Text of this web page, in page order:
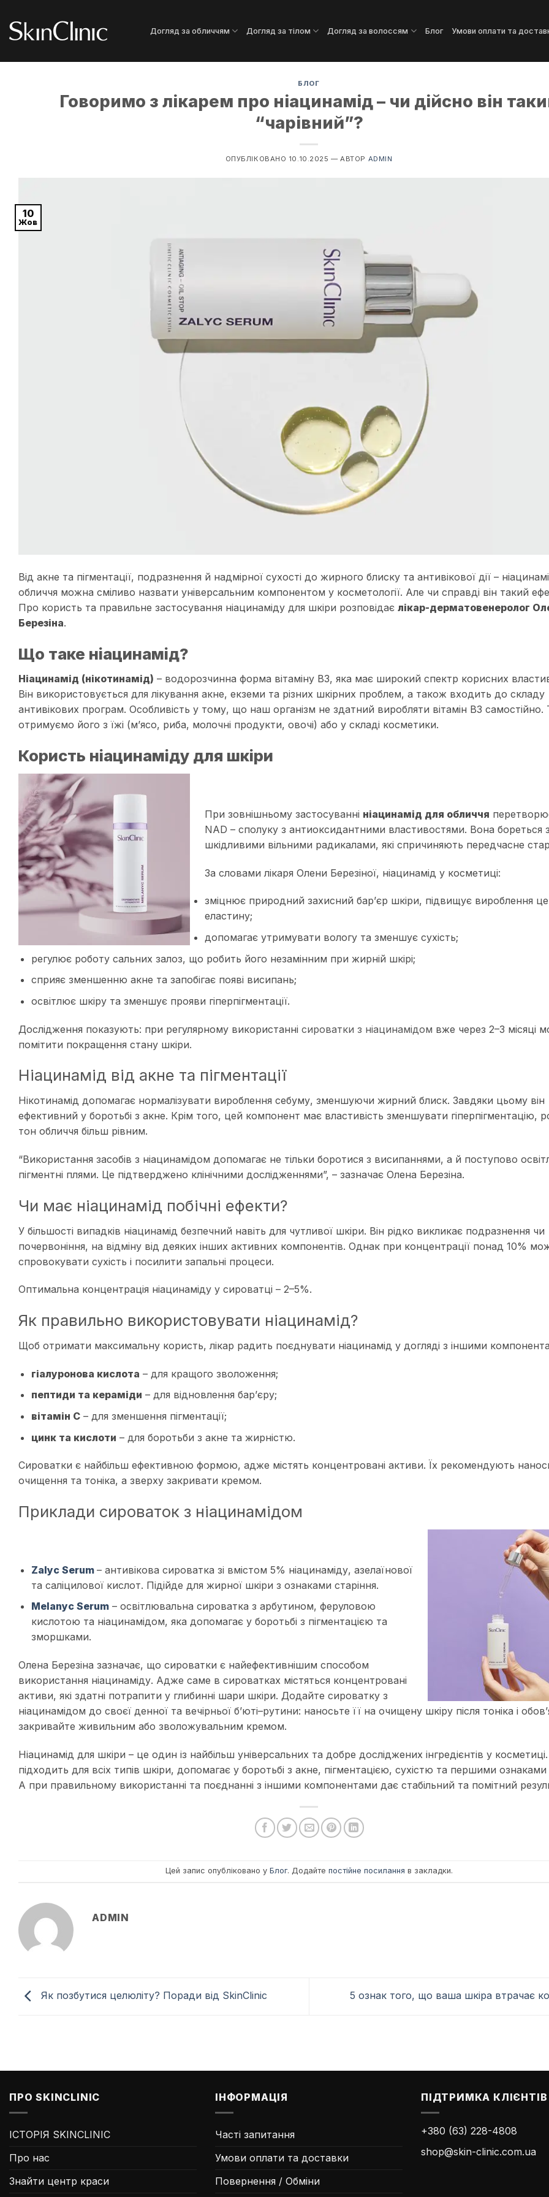
Догляд за обличчям Догляд за тілом Догляд за волоссям Блог Умови оплати та
БЛОГ
Говоримо з лікарем про ніацинамід – чи дійсно він
“чарівний”?
ОПУБЛІКОВАНО 10.10.2025 — АВТОР ADMIN
10
Жов
Від акне та пігментації, подразнення й надмірної сухості до жирного блиску та антивікової дії –
обличчя можна сміливо назвати універсальним компонентом у косметології. Але чи справді він такий
Про користь та правильне застосування ніацинаміду для шкіри розповідає лікар-дерматовенеролог
Березіна.
Що таке ніацинамід?
Ніацинамід (нікотинамід) – водорозчинна форма вітаміну B3, яка має широкий спектр корисних
Він використовується для лікування акне, екземи та різних шкірних проблем, а також входить до складу
антивікових програм. Особливість у тому, що наш організм не здатний виробляти вітамін B3
отримуємо його з їжі (м’ясо, риба, молочні продукти, овочі) або у складі косметики.
Користь ніацинаміду для шкіри
При зовнішньому застосуванні ніацинамід для обличчя
NAD – сполуку з антиоксидантними властивостями. Вона бореться
шкідливими вільними радикалами, які спричиняють передчасне
За словами лікаря Олени Березіної, ніацинамід у косметиці:
зміцнює природний захисний бар’єр шкіри, підвищує вироблення
еластину;
допомагає утримувати вологу та зменшує сухість;
регулює роботу сальних залоз, що робить його незамінним при жирній шкірі;
сприяє зменшенню акне та запобігає появі висипань;
освітлює шкіру та зменшує прояви гіперпігментації.
Дослідження показують: при регулярному використанні сироватки з ніацинамідом вже через 2–3 місяці
помітити покращення стану шкіри.
Ніацинамід від акне та пігментації
Нікотинамід допомагає нормалізувати вироблення себуму, зменшуючи жирний блиск. Завдяки цьому він
ефективний у боротьбі з акне. Крім того, цей компонент має властивість зменшувати гіперпігментацію,
тон обличчя більш рівним.
“Використання засобів з ніацинамідом допомагає не тільки боротися з висипаннями, а й поступово
пігментні плями. Це підтверджено клінічними дослідженнями”, – зазначає Олена Березіна.
Чи має ніацинамід побічні ефекти?
У більшості випадків ніацинамід безпечний навіть для чутливої шкіри. Він рідко викликає подразнення чи
почервоніння, на відміну від деяких інших активних компонентів. Однак при концентрації понад 10%
спровокувати сухість і посилити запальні процеси.
Оптимальна концентрація ніацинаміду у сироватці – 2–5%.
Як правильно використовувати ніацинамід?
Щоб отримати максимальну користь, лікар радить поєднувати ніацинамід у догляді з іншими
гіалуронова кислота – для кращого зволоження;
пептиди та кераміди – для відновлення бар’єру;
вітамін C– для зменшення пігментації;
цинк та кислоти – для боротьби з акне та жирністю.
Сироватки є найбільш ефективною формою, адже містять концентровані активи. Їх рекомендують
очищення та тоніка, а зверху закривати кремом.
Приклади сироваток з ніацинамідом
Zalyc Serum – антивікова сироватка зі вмістом 5% ніацинаміду, азелаїнової
та саліцилової кислот. Підійде для жирної шкіри з ознаками старіння.
Melanyc Serum– освітлювальна сироватка з арбутином, феруловою
кислотою та ніацинамідом, яка допомагає у боротьбі з пігментацією та
зморшками.
Олена Березіна зазначає, що сироватки є найефективнішим способом
використання ніацинаміду. Адже саме в сироватках містяться концентровані
активи, які здатні потрапити у глибинні шари шкіри. Додайте сироватку з
ніацинамідом до своєї денної та вечірньої б’юті–рутини: наносьте її на очищену шкіру після тоніка і
закривайте живильним або зволожувальним кремом.
Ніацинамід для шкіри – це один із найбільш універсальних та добре досліджених інгредієнтів у косметиці.
підходить для всіх типів шкіри, допомагає у боротьбі з акне, пігментацією, сухістю та першими ознаками
А при правильному використанні та поєднанні з іншими компонентами дає стабільний та помітний
Цей запис опубліковано у Блог. Додайте постійне посилання в закладки.
ADMIN
Як позбутися целюліту? Поради від SkinClinic 5 ознак того, що ваша шкіра втрачає
ПРО SKINCLINIC
ІСТОРІЯ SKINCLINIC
Про нас
Знайти центр краси
ІНФОРМАЦІЯ
Часті запитання
Умови оплати та доставки
Повернення / Обміни
ПІДТРИМКА КЛІЄНТІВ
+380 (63) 228-4808
shop@skin-clinic.com.ua